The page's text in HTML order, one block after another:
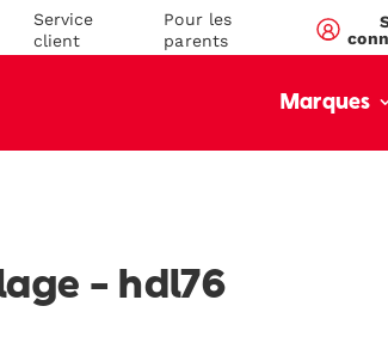
Service
client
Pour les
parents
Marques
blogs\/mega-
- hdl76